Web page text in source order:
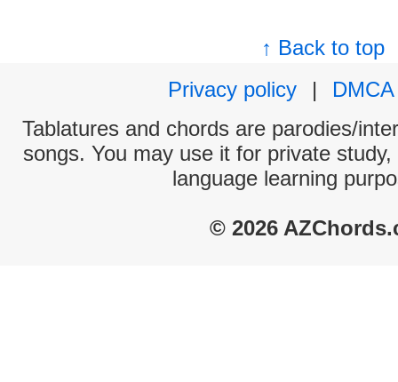
↑ Back to top
Privacy policy
|
DMCA
Tablatures and chords are parodies/
songs. You may use it for private
language learning
© 2026